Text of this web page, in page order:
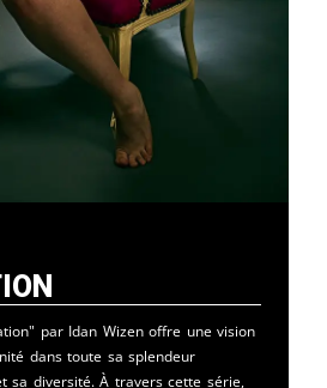
par Idan Wizen offre une vision
dans toute sa splendeur
sa diversité. À travers cette série,